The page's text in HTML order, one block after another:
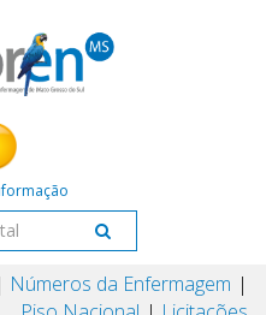
Números da Enfermagem